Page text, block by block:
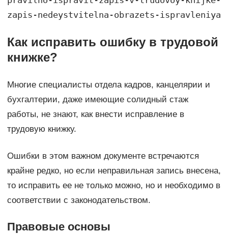
zapis-nedeystvitelna-obrazets-ispravleniya
Как исправить ошибку в трудовой
книжке?
Многие специалисты отдела кадров, канцелярии и
бухгалтерии, даже имеющие солидный стаж
работы, не знают, как внести исправление в
трудовую книжку.
Ошибки в этом важном документе встречаются
крайне редко, но если неправильная запись внесена,
то исправить ее не только можно, но и необходимо в
соответствии с законодательством.
Правовые основы